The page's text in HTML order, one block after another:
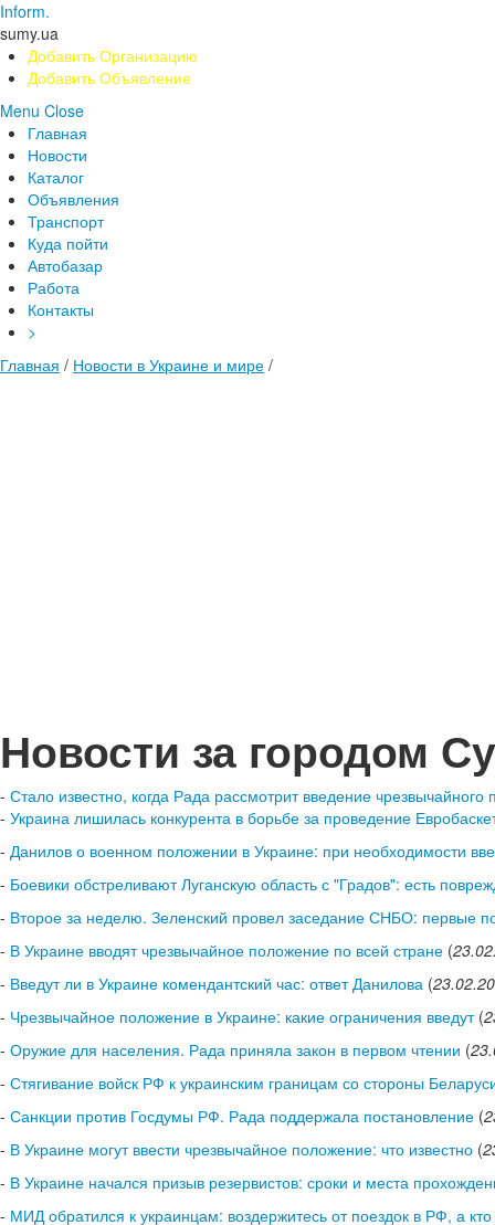
Inform.
sumy.ua
Добавить Организацию
Добавить Объявление
Menu Close
Главная
Новости
Каталог
Объявления
Транспорт
Куда пойти
Автобазар
Работа
Контакты
>
Главная / Новости в Украине и мире /
Новости за городом
- Стало известно, когда Рада рассмотрит введение
- Украина лишилась конкурента в борьбе за проведение
- Данилов о военном положении в Украине: при необходимости
- Боевики обстреливают Луганскую область с "Градов": есть
- Второе за неделю. Зеленский провел заседание СНБО: первые
- В Украине вводят чрезвычайное положение по всей стране (
- Введут ли в Украине комендантский час: ответ Данилова (
- Чрезвычайное положение в Украине: какие ограничения введут(
- Оружие для населения. Рада приняла закон в первом чтении (
- Стягивание войск РФ к украинским границам со стороны
- Санкции против Госдумы РФ. Рада поддержала постановление (
- В Украине могут ввести чрезвычайное положение: что известно (
- В Украине начался призыв резервистов: сроки и места
- МИД обратился к украинцам: воздержитесь от поездок в РФ, а